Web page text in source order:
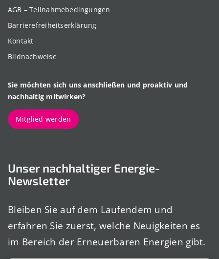
AGB – Teilnahmebedingungen
Barrierefreiheitserklärung
Kontakt
Bildnachweise
Sie möchten sich uns anschließen und proaktiv und
nachhaltig mitwirken?
Mitglied werden
Unser nachhaltiger Energie-
Newsletter
Bleiben Sie auf dem Laufendem und
erfahren Sie zuerst, welche Neuigkeiten es
im Bereich der Erneuerbaren Energien gibt.